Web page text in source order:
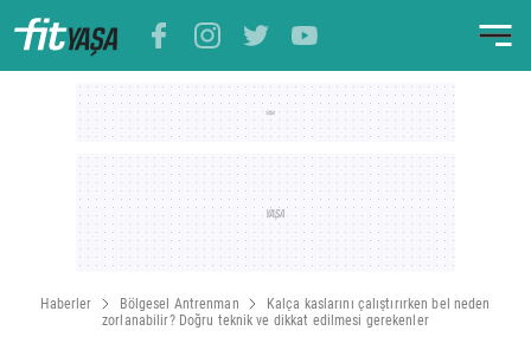
Haberler Bölgesel Antrenman
Kalça kaslarını çalıştırırken bel neden
zorlanabilir? Doğru teknik ve dikkat edilmesi gerekenler